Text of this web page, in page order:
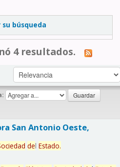
su búsqueda
4 resultados.
San Antonio Oeste,
del Estado.